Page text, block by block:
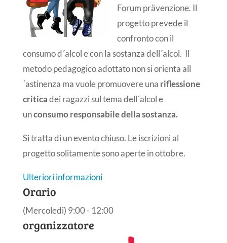
Forum prävenzione. Il
progetto prevede il
confronto con il
consumo d´alcol e con la sostanza dell´alcol. Il
metodo pedagogico adottato non si orienta all
´astinenza ma vuole promuovere una riflessione
criticadei ragazzi sul tema dell´alcol e
unconsumo responsabile della sostanza.
Si tratta di un evento chiuso. Le iscrizioni al
progetto solitamente sono aperte in ottobre.
Ulteriori informazioni
Orario
(Mercoledi) 9:00 - 12:00
organizzatore